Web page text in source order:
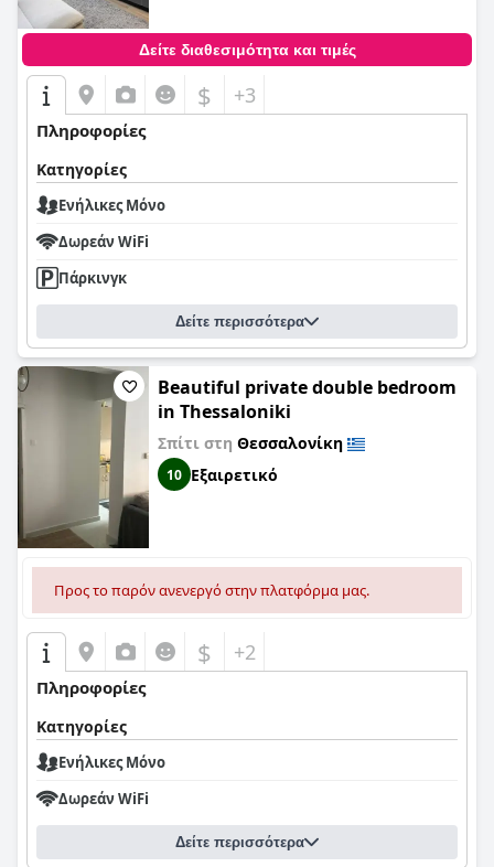
Δείτε διαθεσιμότητα και τιμές
$ +3
Πληροφορίες
Κατηγορίες
Ενήλικες Μόνο
Δωρεάν WiFi
Πάρκινγκ
Δείτε περισσότερα
Beautiful private double bedroom
in Thessaloniki
Σπίτι στη Θεσσαλονίκη
10 Εξαιρετικό
Προς το παρόν ανενεργό στην πλατφόρμα μας.
$ +2
Πληροφορίες
Κατηγορίες
Ενήλικες Μόνο
Δωρεάν WiFi
Δείτε περισσότερα